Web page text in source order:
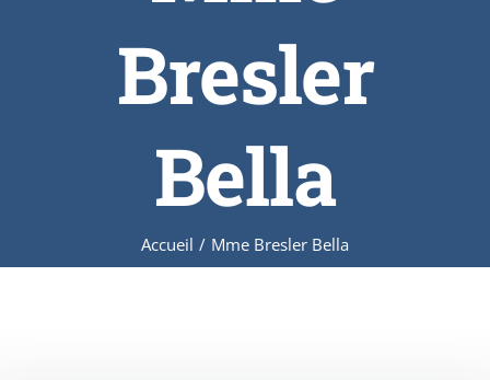
Bresler
Bella
Accueil / Mme Bresler Bella